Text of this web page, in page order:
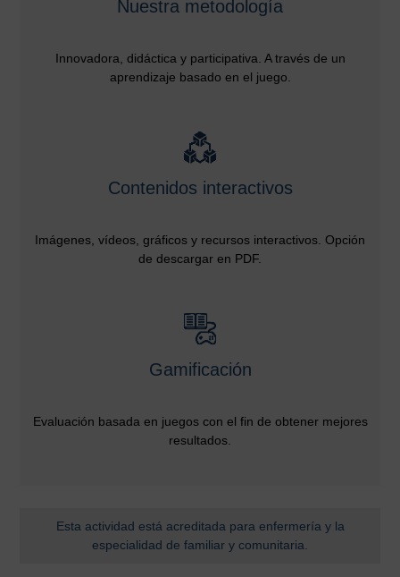
Nuestra metodología
Innovadora, didáctica y participativa. A través de un
aprendizaje basado en el juego.
Contenidos interactivos
Imágenes, vídeos, gráficos y recursos interactivos. Opción
de descargar en PDF.
Gamificación
Evaluación basada en juegos con el fin de obtener mejores
resultados.
Esta actividad está acreditada para enfermería y la
especialidad de familiar y comunitaria.